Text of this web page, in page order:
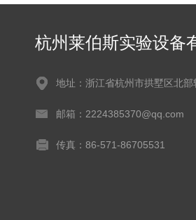
杭州莱伯斯实验设备
地址：浙江省杭州市拱墅区北
邮箱：2224385370@qq.com
传真：86-571-86705531